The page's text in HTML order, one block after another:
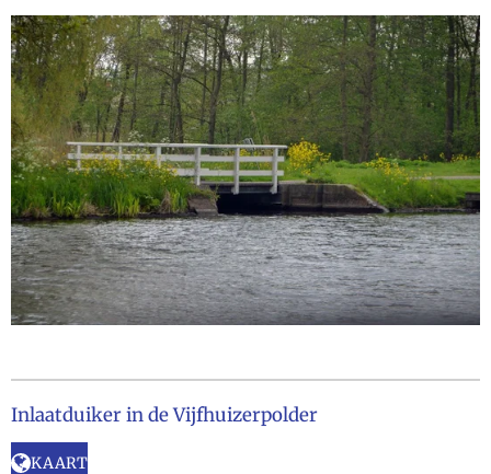
Inlaatduiker in de Vijfhuizerpolder
KAART